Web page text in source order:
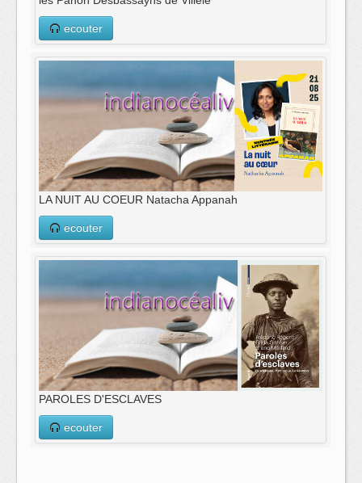
ecouter
LA NUIT AU COEUR Natacha Appanah
ecouter
PAROLES D'ESCLAVES
ecouter